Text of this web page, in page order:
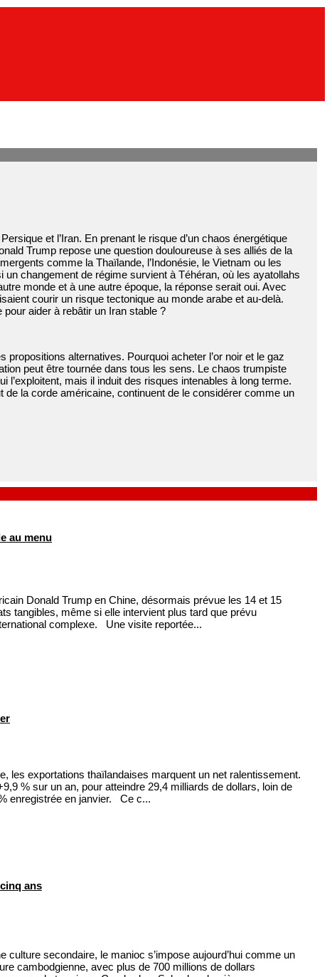
et l’Iran. En prenant le risque d’un chaos énergétique
Trump repose une question douloureuse à ses alliés de la
comme la Thaïlande, l’Indonésie, le Vietnam ou les
changement de régime survient à Téhéran, où les ayatollahs
monde et à une autre époque, la réponse serait oui. Avec
courir un risque tectonique au monde arabe et au-delà.
aider à rebâtir un Iran stable ?
alternatives. Pourquoi acheter l’or noir et le gaz
peut être tournée dans tous les sens. Le chaos trumpiste
mais il induit des risques intenables à long terme.
la corde américaine, continuent de le considérer comme un
au menu
Donald Trump en Chine, désormais prévue les 14 et 15
tangibles, même si elle intervient plus tard que prévu
complexe. Une visite reportée...
les exportations thaïlandaises marquent un net ralentissement.
% sur un an, pour atteindre 29,4 milliards de dollars, loin de
enregistrée en janvier. Ce c...
ans
culture secondaire, le manioc s’impose aujourd’hui comme un
cambodgienne, avec plus de 700 millions de dollars